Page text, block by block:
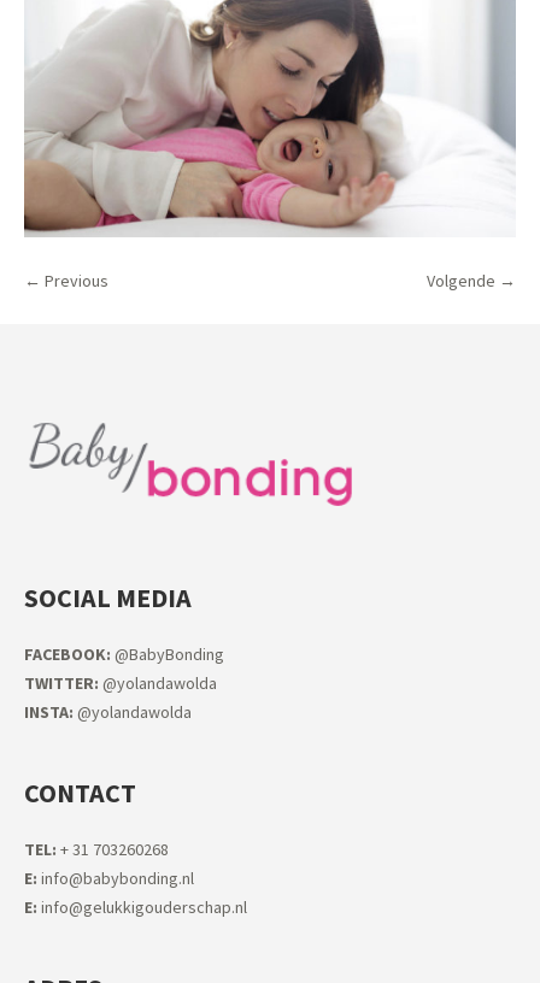
← Previous Volgende →
SOCIAL MEDIA
FACEBOOK: @BabyBonding
TWITTER: @yolandawolda
INSTA: @yolandawolda
CONTACT
TEL: + 31 703260268
E: info@babybonding.nl
E: info@gelukkigouderschap.nl